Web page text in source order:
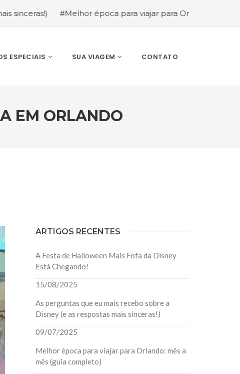
#Melhor época para viajar para Orlando: mês a mês
ESPECIAIS SUA VIAGEM CONTATO
EM ORLANDO
ARTIGOS RECENTES
A Festa de Halloween Mais Fofa da Disney
Está Chegando!
15/08/2025
As perguntas que eu mais recebo sobre a
Disney (e as respostas mais sinceras!)
09/07/2025
Melhor época para viajar para Orlando: mês a
mês (guia completo)